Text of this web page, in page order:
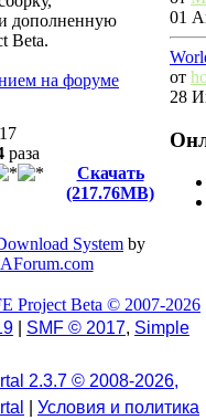
дополненную
Beta.
на форуме
разa
Скачать
(217.76MB)
System by
01
от
28
Project Beta © 2007-2026
SMF © 2017, Simple
2.3.7 © 2008-2026,
Условия и политика